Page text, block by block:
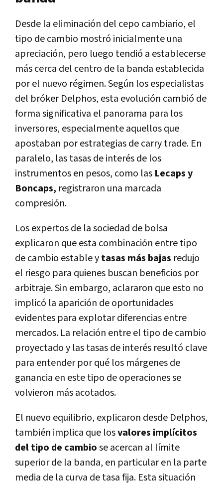
Desde la eliminación del cepo cambiario, el
tipo de cambio mostró inicialmente una
apreciación, pero luego tendió a establecerse
más cerca del centro de la banda establecida
por el nuevo régimen. Según los especialistas
del bróker Delphos, esta evolución cambió de
forma significativa el panorama para los
inversores, especialmente aquellos que
apostaban por estrategias de carry trade. En
paralelo, las tasas de interés de los
instrumentos en pesos, como las Lecaps y
Boncaps, registraron una marcada
compresión.
Los expertos de la sociedad de bolsa
explicaron que esta combinación entre tipo
de cambio estable ytasas más bajas redujo
el riesgo para quienes buscan beneficios por
arbitraje. Sin embargo, aclararon que esto no
implicó la aparición de oportunidades
evidentes para explotar diferencias entre
mercados. La relación entre el tipo de cambio
proyectado y las tasas de interés resultó clave
para entender por qué los márgenes de
ganancia en este tipo de operaciones se
volvieron más acotados.
El nuevo equilibrio, explicaron desde Delphos,
también implica que losvalores implícitos
del tipo de cambiose acercan al límite
superior de la banda, en particular en la parte
media de la curva de tasa fija. Esta situación